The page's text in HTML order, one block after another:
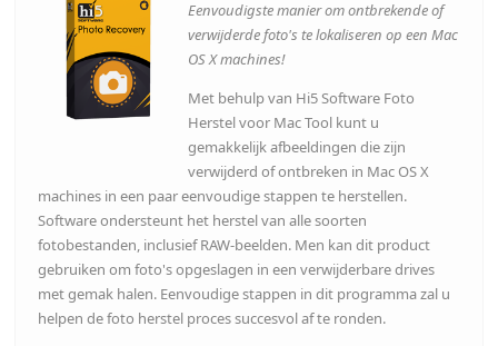
Eenvoudigste manier om ontbrekende of
verwijderde foto's te lokaliseren op een Mac
OS X machines!
Met behulp van Hi5 Software Foto
Herstel voor Mac Tool kunt u
gemakkelijk afbeeldingen die zijn
verwijderd of ontbreken in Mac OS X
machines in een paar eenvoudige stappen te herstellen.
Software ondersteunt het herstel van alle soorten
fotobestanden, inclusief RAW-beelden. Men kan dit product
gebruiken om foto's opgeslagen in een verwijderbare drives
met gemak halen. Eenvoudige stappen in dit programma zal u
helpen de foto herstel proces succesvol af te ronden.